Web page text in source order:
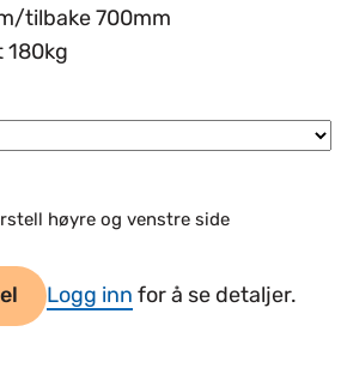
tilbake 700mm
høyre og venstre side
Logg inn for å se detaljer.